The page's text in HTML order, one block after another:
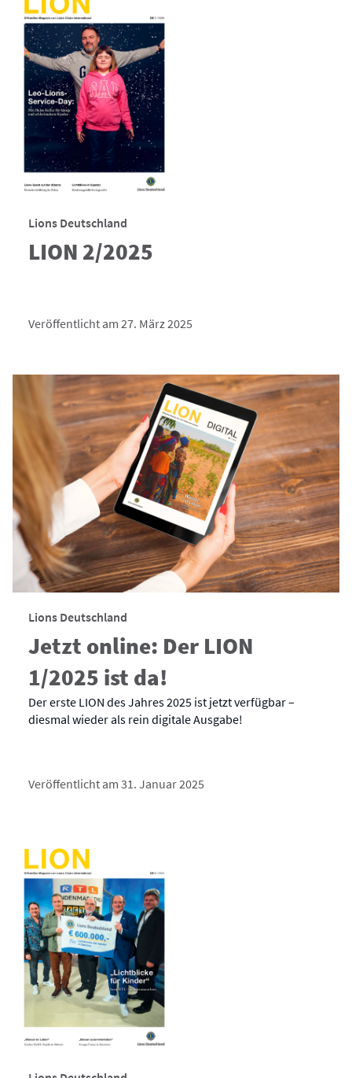
Lions Deutschland
LION 2/2025
Veröffentlicht am 27. März 2025
Lions Deutschland
Jetzt online: Der LION
1/2025 ist da!
Der erste LION des Jahres 2025 ist jetzt verfügbar –
diesmal wieder als rein digitale Ausgabe!
Veröffentlicht am 31. Januar 2025